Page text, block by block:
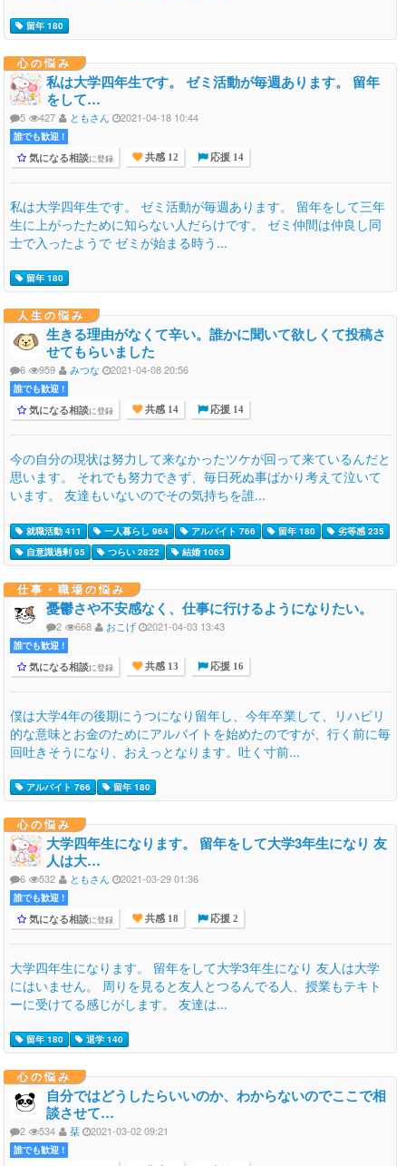
留年 180
心の悩み
私は大学四年生です。 ゼミ活動が毎週あります。 留年
をして…
5 427 ともさん 2021-04-18 10:44
誰でも歓迎 !
気になる相談に登録 共感 12 応援 14
私は大学四年生です。 ゼミ活動が毎週あります。 留年をして三年
生に上がったために知らない人だらけです。 ゼミ仲間は仲良し同
士で入ったようで ゼミが始まる時う...
留年 180
人生の悩み
生きる理由がなくて辛い。誰かに聞いて欲しくて投稿さ
せてもらいました
6 959 みつな 2021-04-08 20:56
誰でも歓迎 !
気になる相談に登録 共感 14 応援 14
今の自分の現状は努力して来なかったツケが回って来ているんだと
思います。 それでも努力できず、毎日死ぬ事ばかり考えて泣いて
います。 友達もいないのでその気持ちを誰...
就職活動 411 一人暮らし 964 アルバイト 766 留年 180
劣等感 235
自意識過剰 95
つらい 2822 結婚 1063
仕事・職場の悩み
憂鬱さや不安感なく、仕事に行けるようになりたい。
2 668 おこげ 2021-04-03 13:43
誰でも歓迎 !
気になる相談に登録 共感 13 応援 16
僕は大学4年の後期にうつになり留年し、今年卒業して、リハビリ
的な意味とお金のためにアルバイトを始めたのですが、行く前に毎
回吐きそうになり、おえっとなります。吐く寸前...
アルバイト 766 留年 180
心の悩み
大学四年生になります。 留年をして大学3年生になり 友
人は大…
6 532 ともさん 2021-03-29 01:36
誰でも歓迎 !
気になる相談に登録 共感 18 応援 2
大学四年生になります。 留年をして大学3年生になり 友人は大学
にはいません。 周りを見ると友人とつるんでる人、授業もテキト
ーに受けてる感じがします。 友達は...
留年 180 退学 140
心の悩み
自分ではどうしたらいいのか、わからないのでここで相
談させて…
2 534 栞 2021-03-02 09:21
誰でも歓迎 !